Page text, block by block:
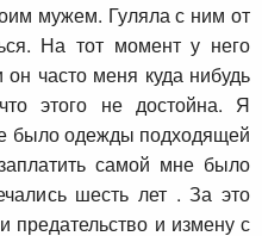
мужем. Гуляла с ним от
На тот момент у него
часто меня куда нибудь
этого не достойна. Я
было одежды подходящей
самой мне было
шесть лет . За это
и измену с